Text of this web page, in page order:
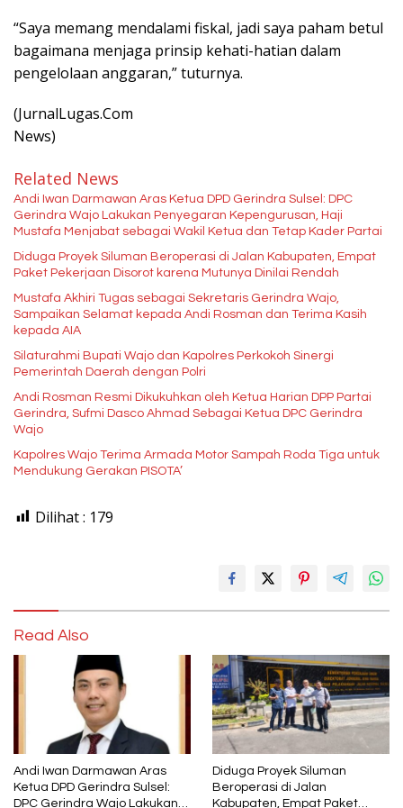
“Saya memang mendalami fiskal, jadi saya paham betul
bagaimana menjaga prinsip kehati-hatian dalam
pengelolaan anggaran,” tuturnya.
(JurnalLugas.Com
News)
Related News
Andi Iwan Darmawan Aras Ketua DPD Gerindra Sulsel: DPC
Gerindra Wajo Lakukan Penyegaran Kepengurusan, Haji
Mustafa Menjabat sebagai Wakil Ketua dan Tetap Kader Partai
Diduga Proyek Siluman Beroperasi di Jalan Kabupaten, Empat
Paket Pekerjaan Disorot karena Mutunya Dinilai Rendah
Mustafa Akhiri Tugas sebagai Sekretaris Gerindra Wajo,
Sampaikan Selamat kepada Andi Rosman dan Terima Kasih
kepada AIA
Silaturahmi Bupati Wajo dan Kapolres Perkokoh Sinergi
Pemerintah Daerah dengan Polri
Andi Rosman Resmi Dikukuhkan oleh Ketua Harian DPP Partai
Gerindra, Sufmi Dasco Ahmad Sebagai Ketua DPC Gerindra
Wajo
Kapolres Wajo Terima Armada Motor Sampah Roda Tiga untuk
Mendukung Gerakan PISOTA’
Dilihat : 179
Read Also
Andi Iwan Darmawan Aras
Ketua DPD Gerindra Sulsel:
DPC Gerindra Wajo Lakukan
Diduga Proyek Siluman
Beroperasi di Jalan
Kabupaten, Empat Paket